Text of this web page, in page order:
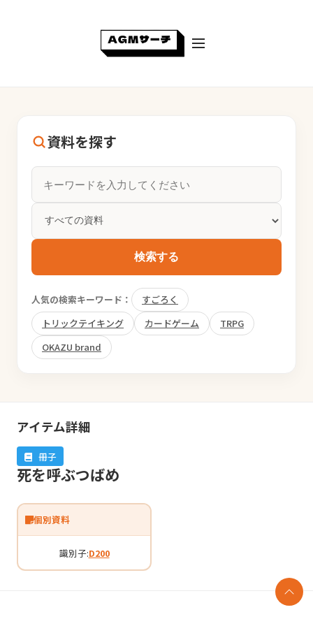
資料を探す
検索する
人気の検索キーワード：
すごろく
トリックテイキング
カードゲーム
TRPG
OKAZU brand
アイテム詳細
冊子
死を呼ぶつばめ
個別資料
識別子:D200